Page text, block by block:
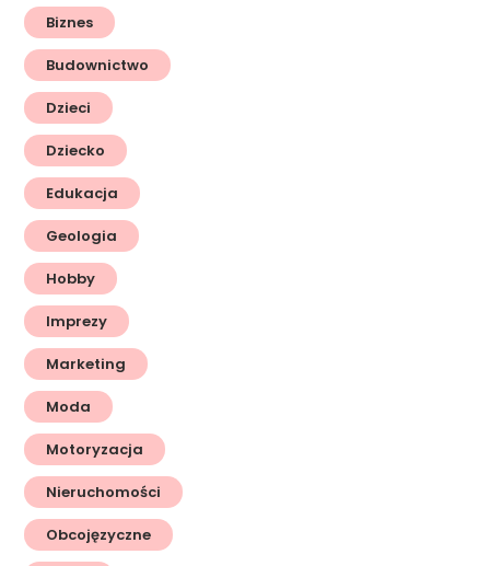
Biznes
Budownictwo
Dzieci
Dziecko
Edukacja
Geologia
Hobby
Imprezy
Marketing
Moda
Motoryzacja
Nieruchomości
Obcojęzyczne